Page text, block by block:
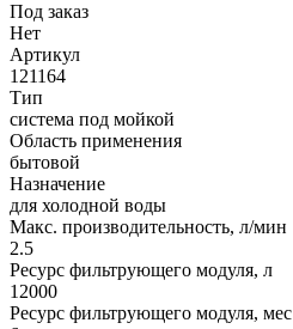
Под заказ
Нет
Артикул
121164
Тип
система под мойкой
Область применения
бытовой
Назначение
для холодной воды
Макс. производительность, л/мин
2.5
Ресурс фильтрующего модуля, л
12000
Ресурс фильтрующего модуля, мес